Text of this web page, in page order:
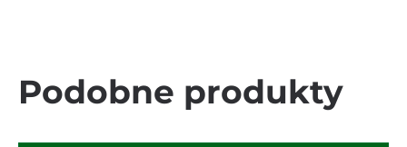
Podobne produkty